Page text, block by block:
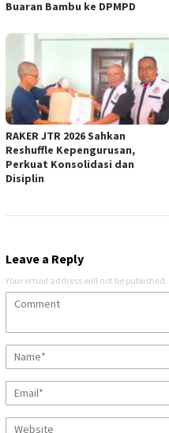
Buaran Bambu ke DPMPD
RAKER JTR 2026 Sahkan
Reshuffle Kepengurusan,
Perkuat Konsolidasi dan
Disiplin
Leave a Reply
Your email address will not be published.